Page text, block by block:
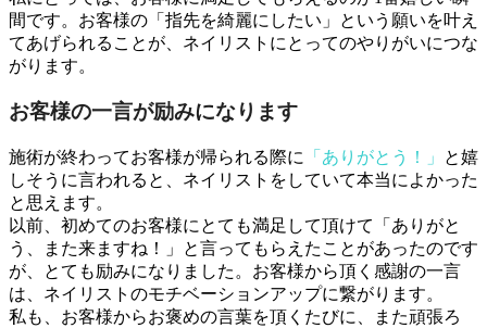
間です。お客様の「指先を綺麗にしたい」という願いを叶え
てあげられることが、ネイリストにとってのやりがいにつな
がります。
お客様の一言が励みになります
施術が終わってお客様が帰られる際に 「ありがとう！」
と嬉
しそうに言われると、ネイリストをしていて本当によかった
と思えます。
以前、初めてのお客様にとても満足して頂けて「ありがと
う、また来ますね！」と言ってもらえたことがあったのです
が、とても励みになりました。お客様から頂く感謝の一言
は、ネイリストのモチベーションアップに繋がります。
私も、お客様からお褒めの言葉を頂くたびに、また頑張ろ